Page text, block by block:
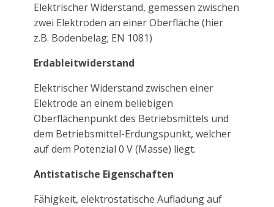
Elektrischer Widerstand, gemessen zwischen
zwei Elektroden an einer Oberfläche (hier
z.B. Bodenbelag; EN 1081)
Erdableitwiderstand
Elektrischer Widerstand zwischen einer
Elektrode an einem beliebigen
Oberflächenpunkt des Betriebsmittels und
dem Betriebsmittel-Erdungspunkt, welcher
auf dem Potenzial 0 V (Masse) liegt.
Antistatische Eigenschaften
Fähigkeit, elektrostatische Aufladung auf